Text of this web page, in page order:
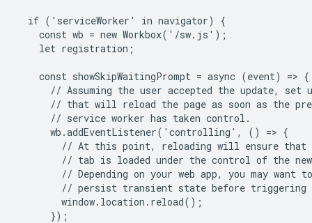
  if ('serviceWorker' in navigator) {
    const wb = new Workbox('/sw.js');
    let registration;
    const showSkipWaitingPrompt = async (event) => {
// Assuming the user accepted the update, set
// that will reload the page as soon as the
      // service worker has taken control.
      wb.addEventListener('controlling', () => {
// At this point, reloading will ensure that
// tab is loaded under the control of the
// Depending on your web app, you may want
// persist transient state before triggering
        window.location.reload();
      });